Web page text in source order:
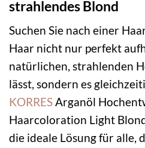
strahlendes Blond
Suchen Sie nach einer
Haar nicht nur perfekt
natürlichen, strahlenden
lässt, sondern es
KORRESArganöl
Haarcoloration Light
die ideale Lösung für alle,